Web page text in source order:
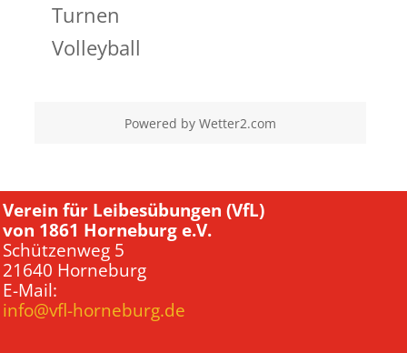
Turnen
Volleyball
Powered by Wetter2.com
Verein für Leibesübungen (VfL)
von 1861 Horneburg e.V.
Schützenweg 5
21640 Horneburg
E-Mail:
info@vfl-horneburg.de